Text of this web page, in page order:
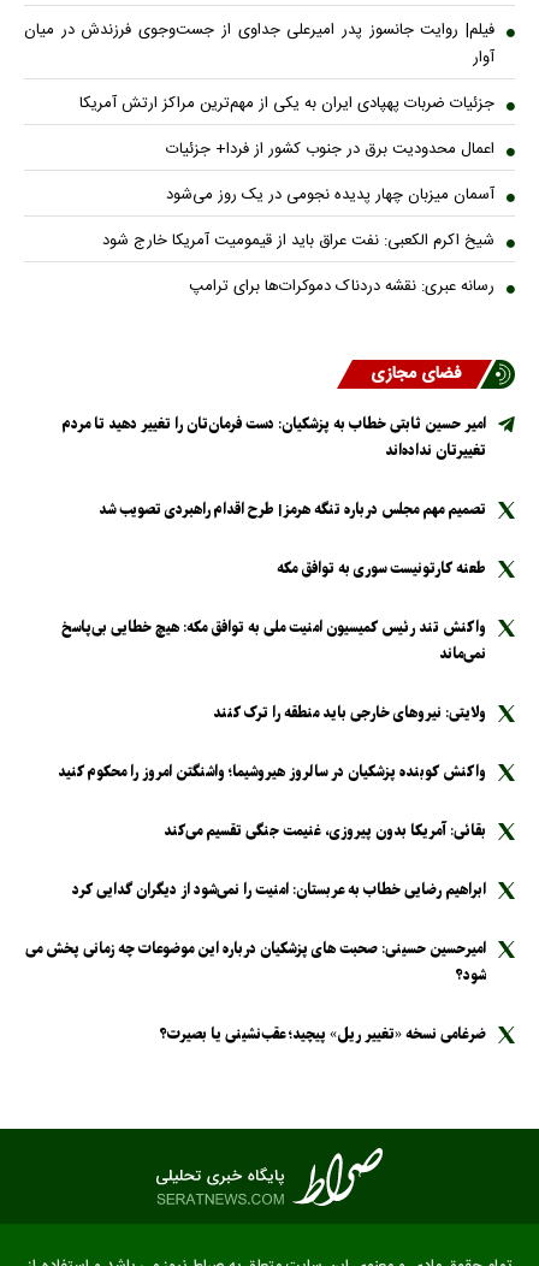
فیلم| روایت جانسوز پدر امیرعلی جداوی از جست‌وجوی فرزندش در میان
آوار
جزئیات ضربات پهپادی ایران به یکی از مهم‌ترین مراکز ارتش آمریکا
اعمال محدودیت برق در جنوب کشور از فردا+ جزئیات
آسمان میزبان چهار پدیده نجومی در یک روز می‌شود
شیخ اکرم الکعبی: نفت عراق باید از قیمومیت آمریکا خارج شود
رسانه عبری: نقشه دردناک دموکرات‌ها برای ترامپ
فضای مجازی
امیر حسین ثابتی خطاب به پزشکیان: دست فرمان‌تان را تغییر دهید تا مردم
تغییرتان نداده‌اند
تصمیم مهم مجلس درباره تنگه هرمز| طرح اقدام راهبردی تصویب شد
طعنه کارتونیست سوری به توافق مکه
واکنش تند رئیس کمیسیون امنیت ملی به توافق مکه: هیچ خطایی بی‌پاسخ
نمی‌ماند
ولایتی: نیرو‌های خارجی باید منطقه را ترک کنند
واکنش کوبنده پزشکیان در سالروز هیروشیما؛ واشنگتن امروز را محکوم کنید
بقائی: آمریکا بدون پیروزی، غنیمت جنگی تقسیم می‌کند
ابراهیم رضایی خطاب به عربستان: امنیت را نمی‌شود از دیگران گدایی کرد
امیرحسین حسینی: صحبت های پزشکیان درباره این موضوعات چه زمانی پخش می
شود؟
ضرغامی نسخه «تغییر ریل» پیچید؛ عقب‌نشینی یا بصیرت؟